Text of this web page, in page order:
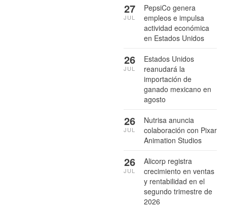
PepsiCo genera
empleos e impulsa
actividad económica
en Estados Unidos
27
JUL
Estados Unidos
reanudará la
importación de
ganado mexicano en
agosto
26
JUL
Nutrisa anuncia
colaboración con Pixar
Animation Studios
26
JUL
Alicorp registra
crecimiento en ventas
y rentabilidad en el
segundo trimestre de
2026
26
JUL